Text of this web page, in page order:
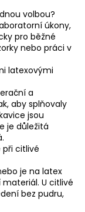
volbou?
úkony,
pro běžné
nebo práci v
latexovými
a
aby splňovaly
jsou
je důležitá
při citlivé
je na latex
U citlivé
bez pudru,